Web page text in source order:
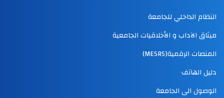
النظام الداخلي للجامعة
ميثاق الآداب و الأخلاقيات الجامعية
المنصات الرقمية(MESRS)
دليل الهاتف
الوصول الى الجامعة